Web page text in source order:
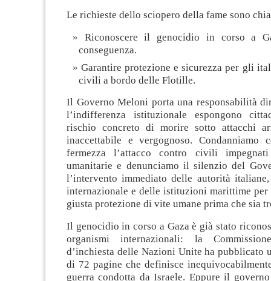
Le richieste dello sciopero della fame sono
Riconoscere il genocidio in corso a
conseguenza.
Garantire protezione e sicurezza per gli
civili a bordo delle Flotille.
Il Governo Meloni porta una responsabilità
l’indifferenza istituzionale espongono
rischio concreto di morire sotto attacchi
inaccettabile e vergognoso. Condanniamo
fermezza l’attacco contro civili
umanitarie e denunciamo il silenzio del
l’intervento immediato delle autorità
internazionale e delle istituzioni marittime per
giusta protezione di vite umane prima che sia
Il genocidio in corso a Gaza è già stato
organismi internazionali: la
d’inchiesta delle Nazioni Unite ha pubblicato
di 72 pagine che definisce
guerra condotta da Israele. Eppure il